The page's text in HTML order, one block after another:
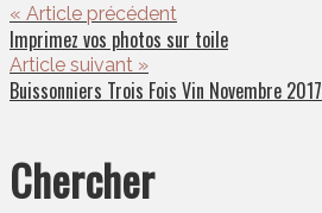
« Article précédent
Imprimez vos photos sur toile
Article suivant »
Buissonniers Trois Fois Vin Novembre 2017
Chercher